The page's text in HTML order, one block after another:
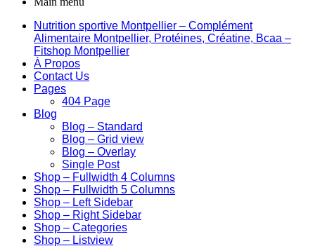
Nutrition sportive Montpellier – Complément
Alimentaire Montpellier, Protéines, Créatine, Bcaa –
Fitshop Montpellier
À Propos
Contact Us
Pages
404 Page
Blog
Blog – Standard
Blog – Grid view
Blog – Overlay
Single Post
Shop – Fullwidth 4 Columns
Shop – Fullwidth 5 Columns
Shop – Left Sidebar
Shop – Right Sidebar
Shop – Categories
Shop – Listview